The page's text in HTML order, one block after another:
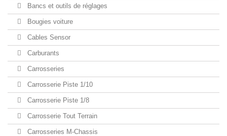
Bancs et outils de réglages
Bougies voiture
Cables Sensor
Carburants
Carrosseries
Carrosserie Piste 1/10
Carrosserie Piste 1/8
Carrosserie Tout Terrain
Carrosseries M-Chassis